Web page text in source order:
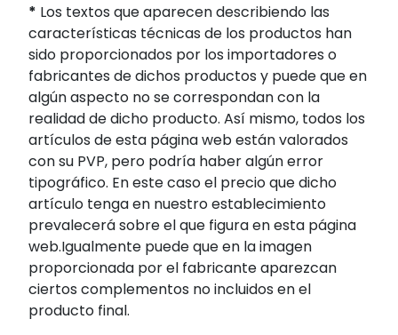
* Los textos que aparecen describiendo las
características técnicas de los productos han
sido proporcionados por los importadores o
fabricantes de dichos productos y puede que en
algún aspecto no se correspondan con la
realidad de dicho producto. Así mismo, todos los
artículos de esta página web están valorados
con su PVP, pero podría haber algún error
tipográfico. En este caso el precio que dicho
artículo tenga en nuestro establecimiento
prevalecerá sobre el que figura en esta página
web.Igualmente puede que en la imagen
proporcionada por el fabricante aparezcan
ciertos complementos no incluidos en el
producto final.